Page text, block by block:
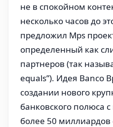
не в спокойном
несколько часов до
предложил Mps
определенный как
партнеров (так
equals”). Идея Banco
создании нового
банковского полюса
более 50 миллиардов